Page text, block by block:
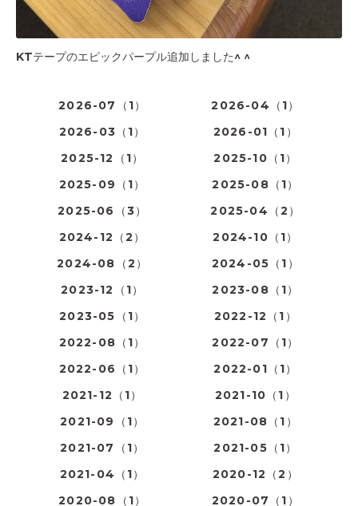
KTテープのエピックパープル追加しました^ ^
2026-07（1）
2026-04（1）
2026-03（1）
2026-01（1）
2025-12（1）
2025-10（1）
2025-09（1）
2025-08（1）
2025-06（3）
2025-04（2）
2024-12（2）
2024-10（1）
2024-08（2）
2024-05（1）
2023-12（1）
2023-08（1）
2023-05（1）
2022-12（1）
2022-08（1）
2022-07（1）
2022-06（1）
2022-01（1）
2021-12（1）
2021-10（1）
2021-09（1）
2021-08（1）
2021-07（1）
2021-05（1）
2021-04（1）
2020-12（2）
2020-08（1）
2020-07（1）